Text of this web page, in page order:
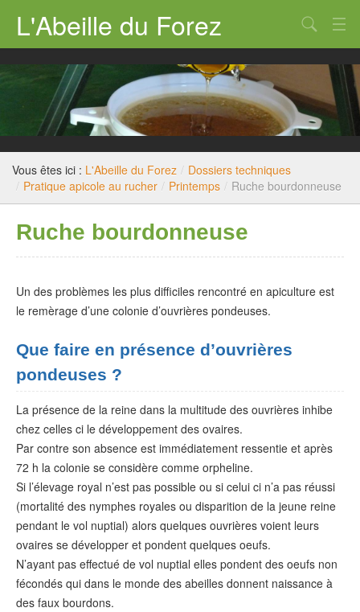
L'Abeille du Forez
Qui sommes nous ?
Rucher-école
Dossiers techniques
Législation
Nous contacter
Vous êtes ici : L'Abeille du Forez / Dossiers techniques
/ Pratique apicole au rucher / Printemps / Ruche bourdonneuse
Ruche bourdonneuse
Un des problèmes les plus difficiles rencontré en apiculture est
le remèrage d’une colonie d’ouvrières pondeuses.
Que faire en présence d’ouvrières
pondeuses ?
La présence de la reine dans la multitude des ouvrières inhibe
chez celles ci le développement des ovaires.
Par contre son absence est immédiatement ressentie et après
72 h la colonie se considère comme orpheline.
Si l’élevage royal n’est pas possible ou si celui ci n’a pas réussi
(mortalité des nymphes royales ou disparition de la jeune reine
pendant le vol nuptial) alors quelques ouvrières voient leurs
ovaires se développer et pondent quelques oeufs.
N’ayant pas effectué de vol nuptial elles pondent des oeufs non
fécondés qui dans le monde des abeilles donnent naissance à
des faux bourdons.